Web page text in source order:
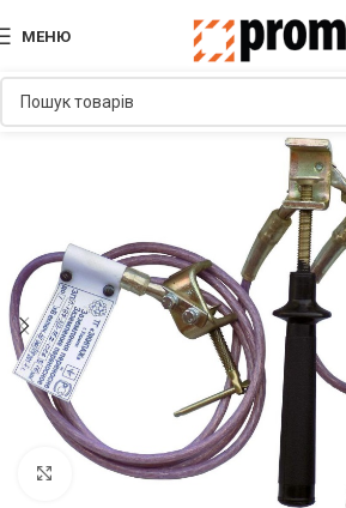
МЕНЮ
Увеличить